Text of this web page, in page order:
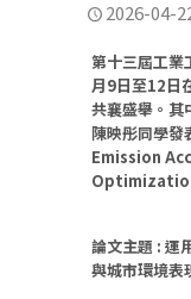
2026-04-
第十三屆工
月9日至12日
共襄盛舉。其
陳映彤同學
Emission
Optimization
論文主題 : 運
與城市環境表